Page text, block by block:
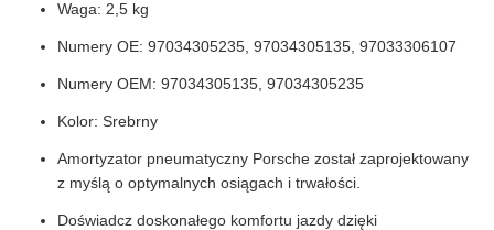
Waga: 2,5 kg
Numery OE: 97034305235, 97034305135, 97033306107
Numery OEM: 97034305135, 97034305235
Kolor: Srebrny
Amortyzator pneumatyczny Porsche został zaprojektowany
z myślą o optymalnych osiągach i trwałości.
Doświadcz doskonałego komfortu jazdy dzięki